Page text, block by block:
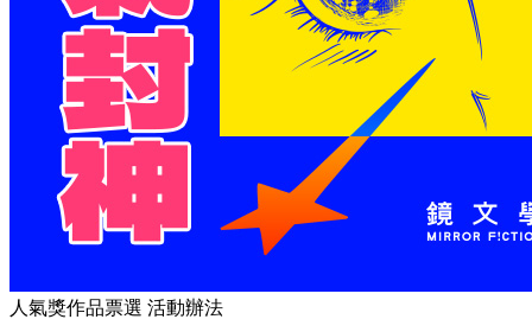
人氣獎作品票選 活動辦法